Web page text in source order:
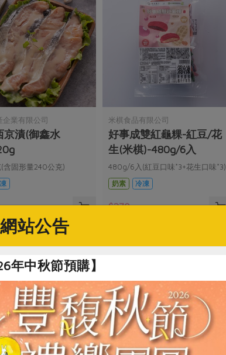
企業有限公司
京漬(御鑫水
含固形量240公克)
米棋食品有限公司
好事成雙紅龜粿-紅豆/花
生(米棋)-480g/6入
480g/6入(紅豆口味*3+花生口味*3)
奶素
冷凍
$270
網站公告
年中秋節預購】